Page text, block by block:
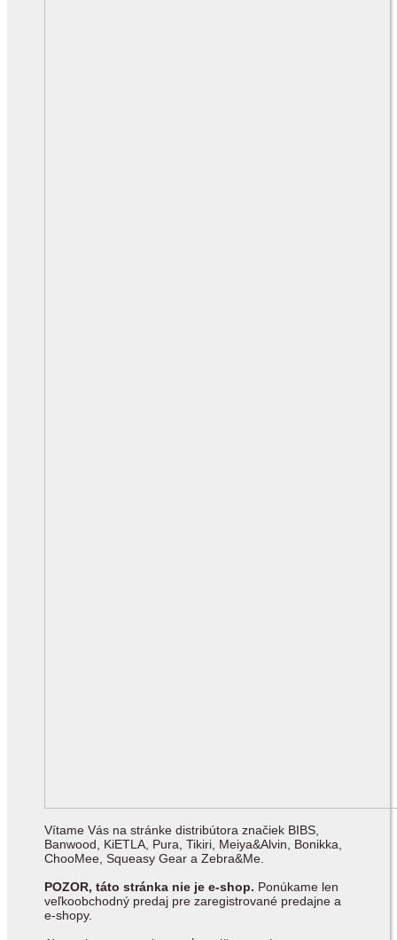
Vítame Vás na stránke distribútora značiek BIBS,
Banwood, KiETLA, Pura, Tikiri, Meiya&Alvin, Bonikka,
ChooMee, Squeasy Gear a Zebra&Me.
POZOR, táto stránka nie je e-shop. Ponúkame len
veľkoobchodný predaj pre zaregistrované predajne a
e-shopy.